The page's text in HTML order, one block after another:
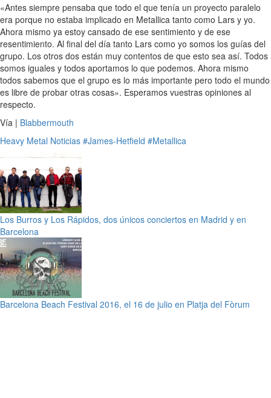
«Antes siempre pensaba que todo el que tenía un proyecto paralelo
era porque no estaba implicado en Metallica tanto como Lars y yo.
Ahora mismo ya estoy cansado de ese sentimiento y de ese
resentimiento. Al final del día tanto Lars como yo somos los guías del
grupo. Los otros dos están muy contentos de que esto sea así. Todos
somos iguales y todos aportamos lo que podemos. Ahora mismo
todos sabemos que el grupo es lo más importante pero todo el mundo
es libre de probar otras cosas». Esperamos vuestras opiniones al
respecto.
Vía | Blabbermouth
Heavy Metal Noticias #James-Hetfield #Metallica
Los Burros y Los Rápidos, dos únicos conciertos en Madrid y en
Barcelona
Barcelona Beach Festival 2016, el 16 de julio en Platja del Fòrum